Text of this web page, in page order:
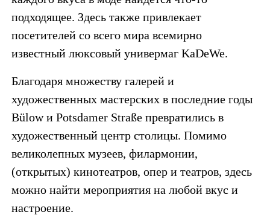
подходящее. Здесь также привлекает
посетителей со всего мира всемирно
известный люксовый универмаг KaDeWe.
Благодаря множеству галерей и
художественных мастерских в последние годы
Bülow и Potsdamer Straße превратились в
художественный центр столицы. Помимо
великолепных музеев, филармонии,
(открытых) кинотеатров, опер и театров, здесь
можно найти мероприятия на любой вкус и
настроение.